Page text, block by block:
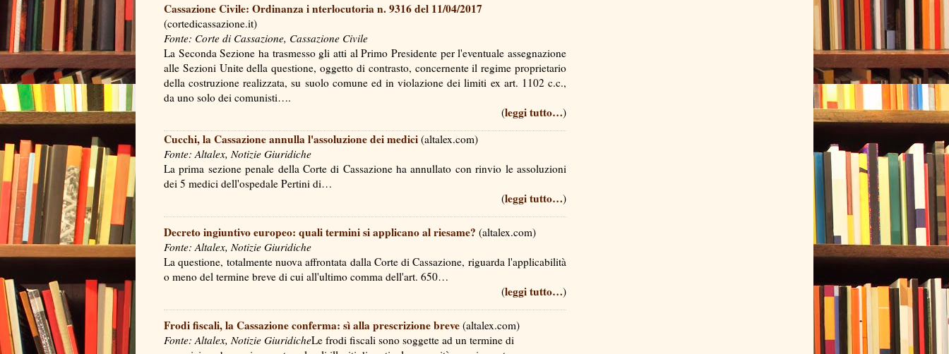
Cassazione Civile: Ordinanza i nterlocutoria n. 9316 del 11/04/2017
(cortedicassazione.it)
Fonte: Corte di Cassazione, Cassazione Civile
La Seconda Sezione ha trasmesso gli atti al Primo Presidente per l'eventuale assegnazione
alle Sezioni Unite della questione, oggetto di contrasto, concernente il regime proprietario
della costruzione realizzata, su suolo comune ed in violazione dei limiti ex art. 1102 c.c.,
da uno solo dei comunisti….
(leggi tutto…)
Cucchi, la Cassazione annulla l'assoluzione dei medici (altalex.com)
Fonte: Altalex, Notizie Giuridiche
La prima sezione penale della Corte di Cassazione ha annullato con rinvio le assoluzioni
dei 5 medici dell'ospedale Pertini di…
(leggi tutto…)
Decreto ingiuntivo europeo: quali termini si applicano al riesame? (altalex.com)
Fonte: Altalex, Notizie Giuridiche
La questione, totalmente nuova affrontata dalla Corte di Cassazione, riguarda l'applicabilità
o meno del termine breve di cui all'ultimo comma dell'art. 650…
(leggi tutto…)
Frodi fiscali, la Cassazione conferma: sì alla prescrizione breve (altalex.com)
Fonte: Altalex, Notizie GiuridicheLe frodi fiscali sono soggette ad un termine di